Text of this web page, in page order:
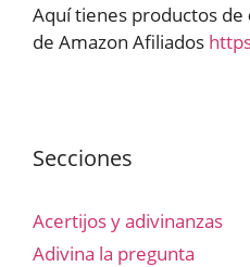
Aquí tienes productos de
de Amazon Afiliados
Secciones
Acertijos y adivinanzas
Adivina la pregunta